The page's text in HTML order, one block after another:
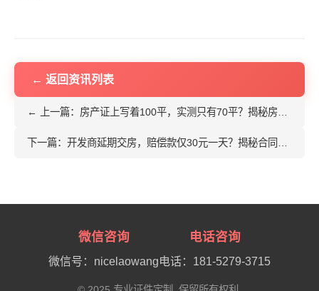
← 返回资讯列表
微信咨询
微信号：nicelaowang
电话咨询
电话：181-5279-3715